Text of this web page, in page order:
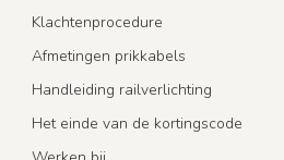
Klachtenprocedure
Afmetingen prikkabels
Handleiding railverlichting
Het einde van de kortingscode